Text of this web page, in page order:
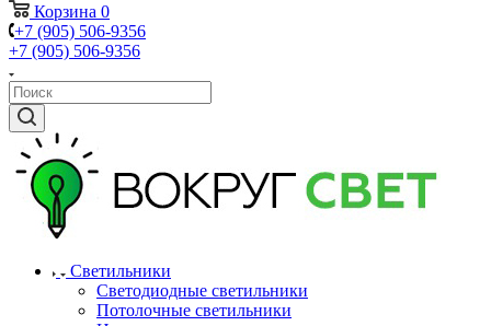
Корзина 0
+7 (905) 506-9356
+7 (905) 506-9356
Светильники
Светодиодные светильники
Потолочные светильники